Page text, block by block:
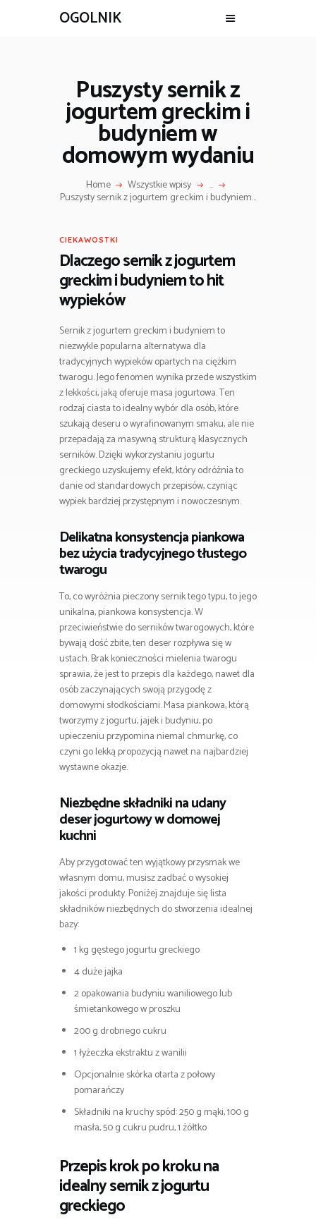
OGOLNIK
Puszysty sernik z
jogurtem greckim i
budyniem w
domowym wydaniu
Home Wszystkie wpisy ...
Puszysty sernik z jogurtem greckim i budyniem...
CIEKAWOSTKI
Dlaczego sernik z jogurtem
greckim i budyniem to hit
wypieków
Sernik z jogurtem greckim i budyniem to
niezwykle popularna alternatywa dla
tradycyjnych wypieków opartych na ciężkim
twarogu. Jego fenomen wynika przede wszystkim
z lekkości, jaką oferuje masa jogurtowa. Ten
rodzaj ciasta to idealny wybór dla osób, które
szukają deseru o wyrafinowanym smaku, ale nie
przepadają za masywną strukturą klasycznych
serników. Dzięki wykorzystaniu jogurtu
greckiego uzyskujemy efekt, który odróżnia to
danie od standardowych przepisów, czyniąc
wypiek bardziej przystępnym i nowoczesnym.
Delikatna konsystencja piankowa
bez użycia tradycyjnego tłustego
twarogu
To, co wyróżnia pieczony sernik tego typu, to jego
unikalna, piankowa konsystencja. W
przeciwieństwie do serników twarogowych, które
bywają dość zbite, ten deser rozpływa się w
ustach. Brak konieczności mielenia twarogu
sprawia, że jest to przepis dla każdego, nawet dla
osób zaczynających swoją przygodę z
domowymi słodkościami. Masa piankowa, którą
tworzymy z jogurtu, jajek i budyniu, po
upieczeniu przypomina niemal chmurkę, co
czyni go lekką propozycją nawet na najbardziej
wystawne okazje.
Niezbędne składniki na udany
deser jogurtowy w domowej
kuchni
Aby przygotować ten wyjątkowy przysmak we
własnym domu, musisz zadbać o wysokiej
jakości produkty. Poniżej znajduje się lista
składników niezbędnych do stworzenia idealnej
bazy:
1 kg gęstego jogurtu greckiego
4 duże jajka
2 opakowania budyniu waniliowego lub
śmietankowego w proszku
200 g drobnego cukru
1 łyżeczka ekstraktu z wanilii
Opcjonalnie skórka otarta z połowy
pomarańczy
Składniki na kruchy spód: 250 g mąki, 100 g
masła, 50 g cukru pudru, 1 żółtko
Przepis krok po kroku na
idealny sernik z jogurtu
greckiego